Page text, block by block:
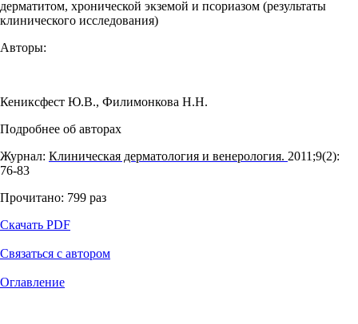
дерматитом, хронической экземой и псориазом (результаты
клинического исследования)
Авторы:
Кениксфест Ю.В., Филимонкова Н.Н.
Подробнее об авторах
Журнал: Клиническая дерматология и венерология. 2011;9(2):
76‑83
Прочитано: 799 раз
Скачать PDF
Связаться с автором
Оглавление